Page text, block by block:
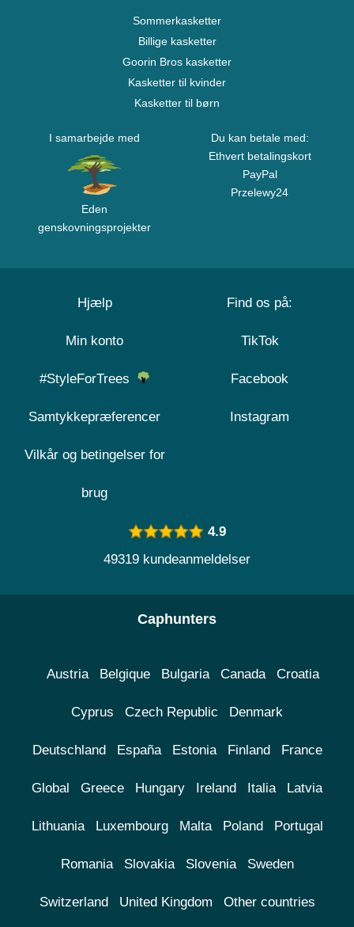
Sommerkasketter
Billige kasketter
Goorin Bros kasketter
Kasketter til kvinder
Kasketter til børn
I samarbejde med
Eden
genskovningsprojekter
Du kan betale med:
Ethvert betalingskort
PayPal
Przelewy24
Hjælp
Min konto
#StyleForTrees
Samtykkepræferencer
Vilkår og betingelser for
brug
Find os på:
TikTok
Facebook
Instagram
4.9
49319 kundeanmeldelser
Caphunters
Austria Belgique Bulgaria Canada Croatia
Cyprus Czech Republic Denmark
Deutschland España Estonia Finland France
Global Greece Hungary Ireland Italia Latvia
Lithuania Luxembourg Malta Poland Portugal
Romania Slovakia Slovenia Sweden
Switzerland United Kingdom Other countries